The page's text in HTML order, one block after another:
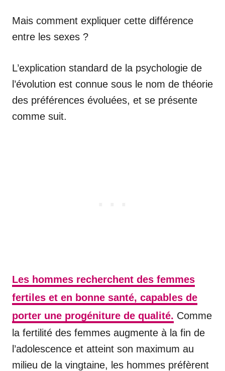
Mais comment expliquer cette différence
entre les sexes ?
L’explication standard de la psychologie de
l’évolution est connue sous le nom de théorie
des préférences évoluées, et se présente
comme suit.
Les hommes recherchent des femmes
fertiles et en bonne santé, capables de
porter une progéniture de qualité. Comme
la fertilité des femmes augmente à la fin de
l’adolescence et atteint son maximum au
milieu de la vingtaine, les hommes préfèrent